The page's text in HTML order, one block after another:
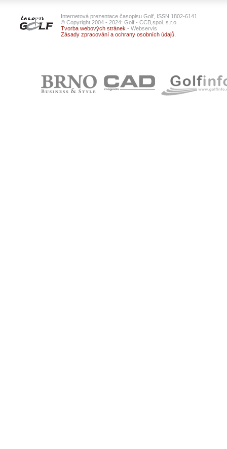
Internetová prezentace časopisu Golf, ISSN 1802-6141
© Copyright 2004 - 2024: Golf - CCB,spol. s.r.o.
Tvorba webových stránek - Webservis
Zásady zpracování a ochrany osobních údajů.